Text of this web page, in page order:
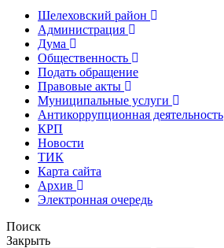
Шелеховский район
Администрация
Дума
Общественность
Подать обращение
Правовые акты
Муниципальные услуги
Антикоррупционная деятельность
КРП
Новости
ТИК
Карта сайта
Архив
Электронная очередь
Поиск
Закрыть